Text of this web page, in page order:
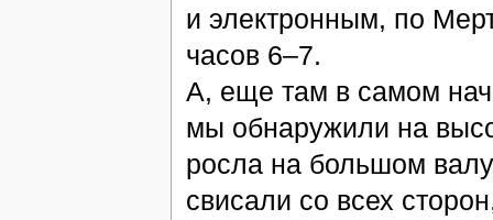
и электронным, по
часов 6–7.
А, еще там в самом
мы обнаружили на
росла на большом
свисали со всех